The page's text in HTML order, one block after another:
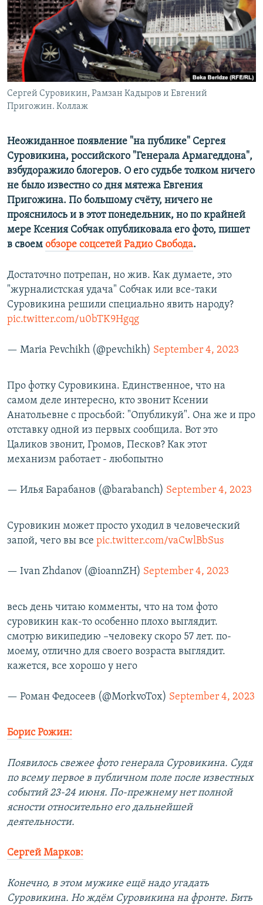
ПОБЕДИТЕЛЕЙ НЕ СУДЯТ?
КРЫМ.НЕПОКОРЕННЫЙ
ELIFBE
УКРАИНСКАЯ ПРОБЛЕМА КРЫМА
ПРИСОЕДИНЯЙТЕСЬ!
Все сайты RFE/RL
Сергей Суровикин, Рамзан Кадыров и Евгений
Пригожин. Коллаж
Неожиданное появление "на публике" Сергея
Суровикина, российского "Генерала Армагеддона",
взбудоражило блогеров. О его судьбе толком ничего
не было известно со дня мятежа Евгения
Пригожина. По большому счёту, ничего не
прояснилось и в этот понедельник, но по крайней
мере Ксения Собчак опубликовала его фото, пишет
в своем обзоре соцсетей Радио Свобода.
Достаточно потрепан, но жив. Как думаете, это
"журналистская удача" Собчак или все-таки
Суровикина решили специально явить народу?
pic.twitter.com/u0bTK9Hgqg
— Maria Pevchikh (@pevchikh) September 4, 2023
Про фотку Суровикина. Единственное, что на
самом деле интересно, кто звонит Ксении
Анатольевне с просьбой: "Опубликуй". Она же и про
отставку одной из первых сообщила. Вот это
Цаликов звонит, Громов, Песков? Как этот
механизм работает - любопытно
— Илья Барабанов (@barabanch) September 4, 2023
Суровикин может просто уходил в человеческий
запой, чего вы все pic.twitter.com/vaCwlBbSus
— Ivan Zhdanov (@ioannZH) September 4, 2023
весь день читаю комменты, что на том фото
суровикин как-то особенно плохо выглядит.
смотрю википедию –человеку скоро 57 лет. по-
моему, отлично для своего возраста выглядит.
кажется, все хорошо у него
— Роман Федосеев (@MorkvoTox) September 4, 2023
Борис Рожин:
Появилось свежее фото генерала Суровикина. Судя
по всему первое в публичном поле после известных
событий 23-24 июня. По-прежнему нет полной
ясности относительно его дальнейшей
деятельности.
Сергей Марков:
Конечно, в этом мужике ещё надо угадать
Суровикина. Но ждём Суровикина на фронте. Бить